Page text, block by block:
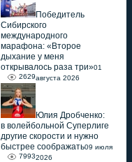
Победитель
Сибирского
международного
марафона: «Второе
дыхание у меня
открывалось раза три»
2629
01
августа 2026
Юлия Дробченко:
в волейбольной Суперлиге
другие скорости и нужно
быстрее соображать
7993
09 июля
2026